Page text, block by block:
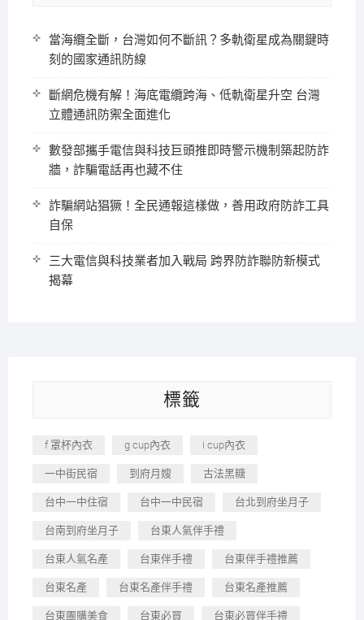
當海纜全斷，台灣如何不斷訊？多軌衛星成為關鍵時
刻的國家通訊防線
斷網危機有解！海底電纜跨海、低軌衛星升空 台灣
立體通訊防禦全面進化
數發部攜手電信與科技巨頭推即時警示機制築起防詐
牆，詐騙電話再也藏不住
詐騙網站猖獗！全民通報這樣做，善用政府防詐工具
自保
三大電信與科技業者加入戰局 跨界防詐聯防新模式
揭幕
標籤
f 罩杯內衣 g cup內衣 i cup內衣
一中街民宿 到府月嫂 古法黑糖
台中一中住宿 台中一中民宿 台北到府坐月子
台南到府坐月子 台東人氣伴手禮
台東人氣名產 台東伴手禮 台東伴手禮推薦
台東名產 台東名產伴手禮 台東名產推薦
台東團購美食 台東必買 台東必買伴手禮